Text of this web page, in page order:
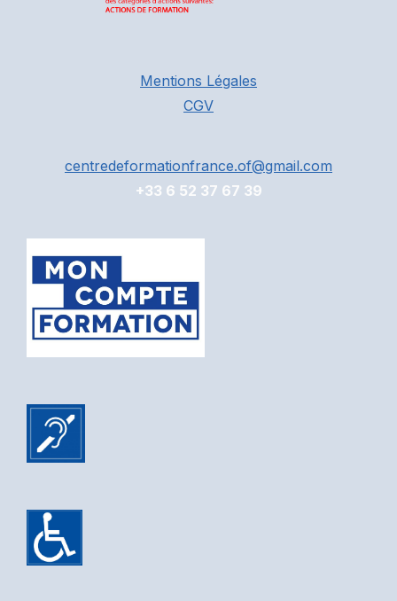
Mentions Légales
CGV
centredeformationfrance.of@gmail.com
+33 6 52 37 67 39